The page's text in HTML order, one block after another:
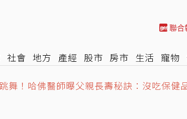
聯合
社會 地方 產經 股市 房市 生活 寵物
舞！哈佛醫師曝父親長壽秘訣：沒吃保健
停衝11,110元 台股開高一度漲逾430點